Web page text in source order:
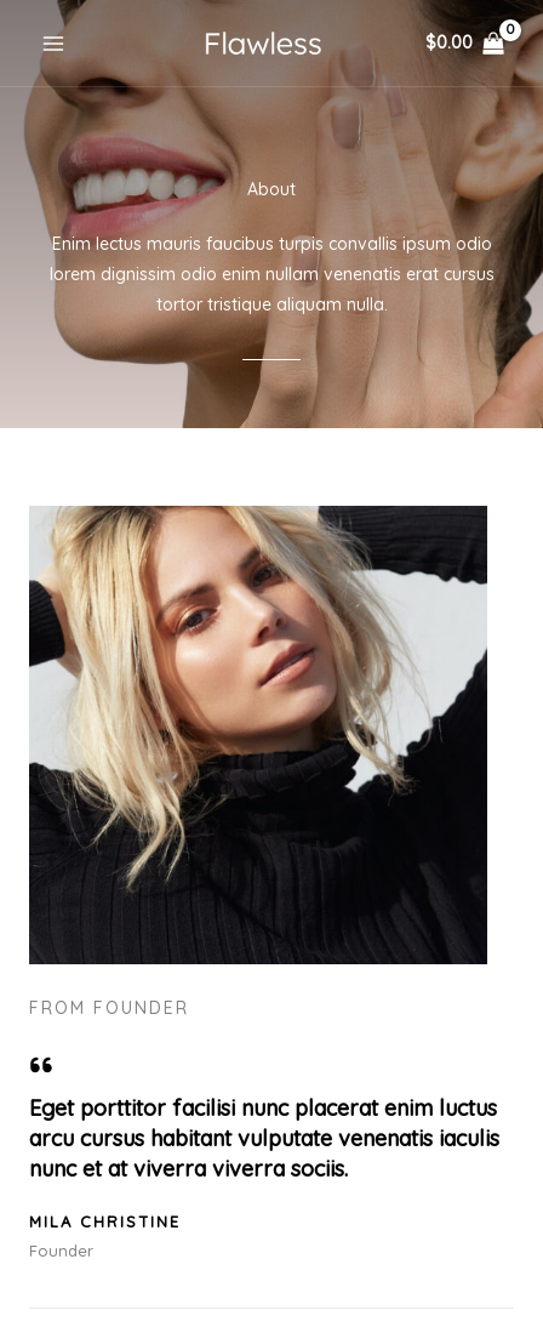
content
$0.00
About
Enim lectus mauris faucibus turpis convallis ipsum odio
lorem dignissim odio enim nullam venenatis erat cursus
tortor tristique aliquam nulla.
FROM FOUNDER
Eget porttitor facilisi nunc placerat enim luctus
arcu cursus habitant vulputate venenatis iaculis
nunc et at viverra viverra sociis.
MILA CHRISTINE
Founder